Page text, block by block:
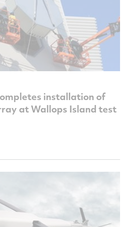
installation of
at Wallops Island test